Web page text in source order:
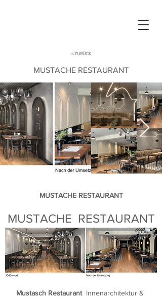
< ZURÜCK
MUSTACHE RESTAURANT
MUSTACHE RESTAURANT
MUSTACHE  RESTAURANT
Mustasch Restaurant Innenarchitektur &